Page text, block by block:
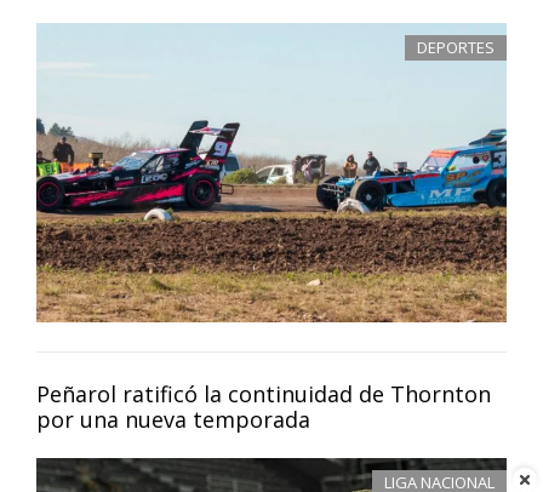
DEPORTES
Peñarol ratificó la continuidad de Thornton
por una nueva temporada
LIGA NACIONAL